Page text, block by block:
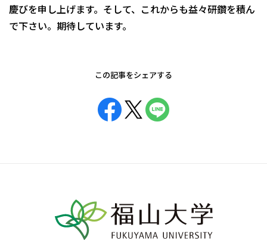
慶びを申し上げます。そして、これからも益々研鑽を積ん
で下さい。期待しています。
この記事をシェアする